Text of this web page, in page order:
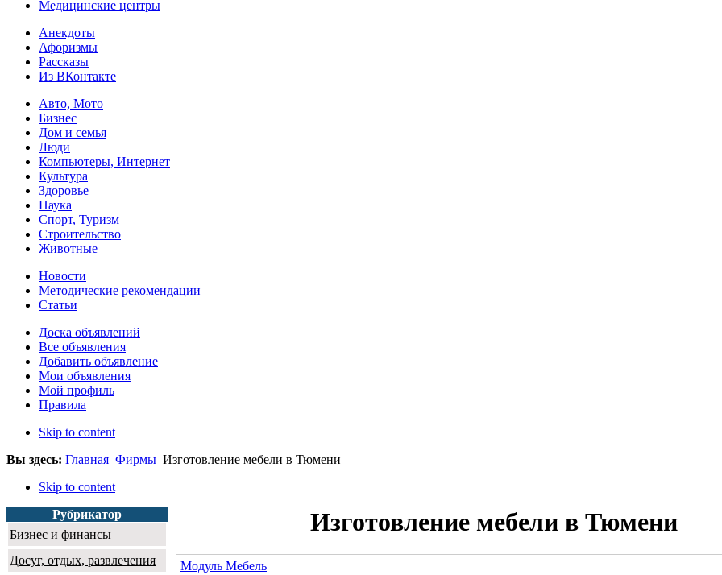
Медицинские центры
Анекдоты
Афоризмы
Рассказы
Из ВКонтакте
Авто, Мото
Бизнес
Дом и семья
Люди
Компьютеры, Интернет
Культура
Здоровье
Наука
Спорт, Туризм
Строительство
Животные
Новости
Методические рекомендации
Статьи
Доска объявлений
Все объявления
Добавить объявление
Мои объявления
Мой профиль
Правила
Skip to content
Вы здесь: Главная Фирмы Изготовление мебели в Тюмени
Skip to content
Рубрикатор
Бизнес и финансы
Досуг, отдых, развлечения
Изготовление мебели в Тюмени
Модуль Мебель